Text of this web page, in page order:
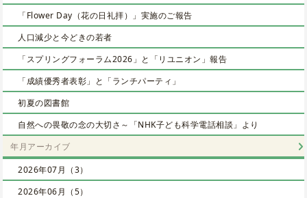
「Flower Day（花の日礼拝）」実施のご報告
人口減少と今どきの若者
「スプリングフォーラム2026」と「リユニオン」報告
「成績優秀者表彰」と「ランチパーティ」
初夏の図書館
自然への畏敬の念の大切さ～「NHK子ども科学電話相談」より
年月アーカイブ
2026年07月（3）
2026年06月（5）